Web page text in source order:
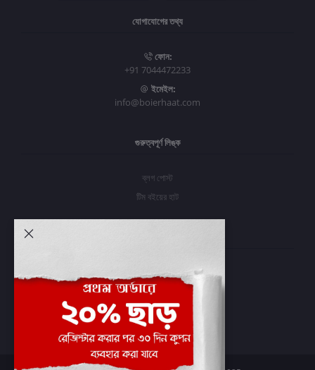
যোগাযোগের তথ্য
ফোন:
+91 7044472233
ইমেইল:
info@boierhaat.com
গুরুত্বপূর্ণ লিঙ্ক
ব্লগ পোস্ট
টিম বইয়ের হাট
প্রবেশ করুন
অর্ডার ইতিহাস
আমার ইচ্ছাগুলি
অর্ডার ট্র্যাকিং